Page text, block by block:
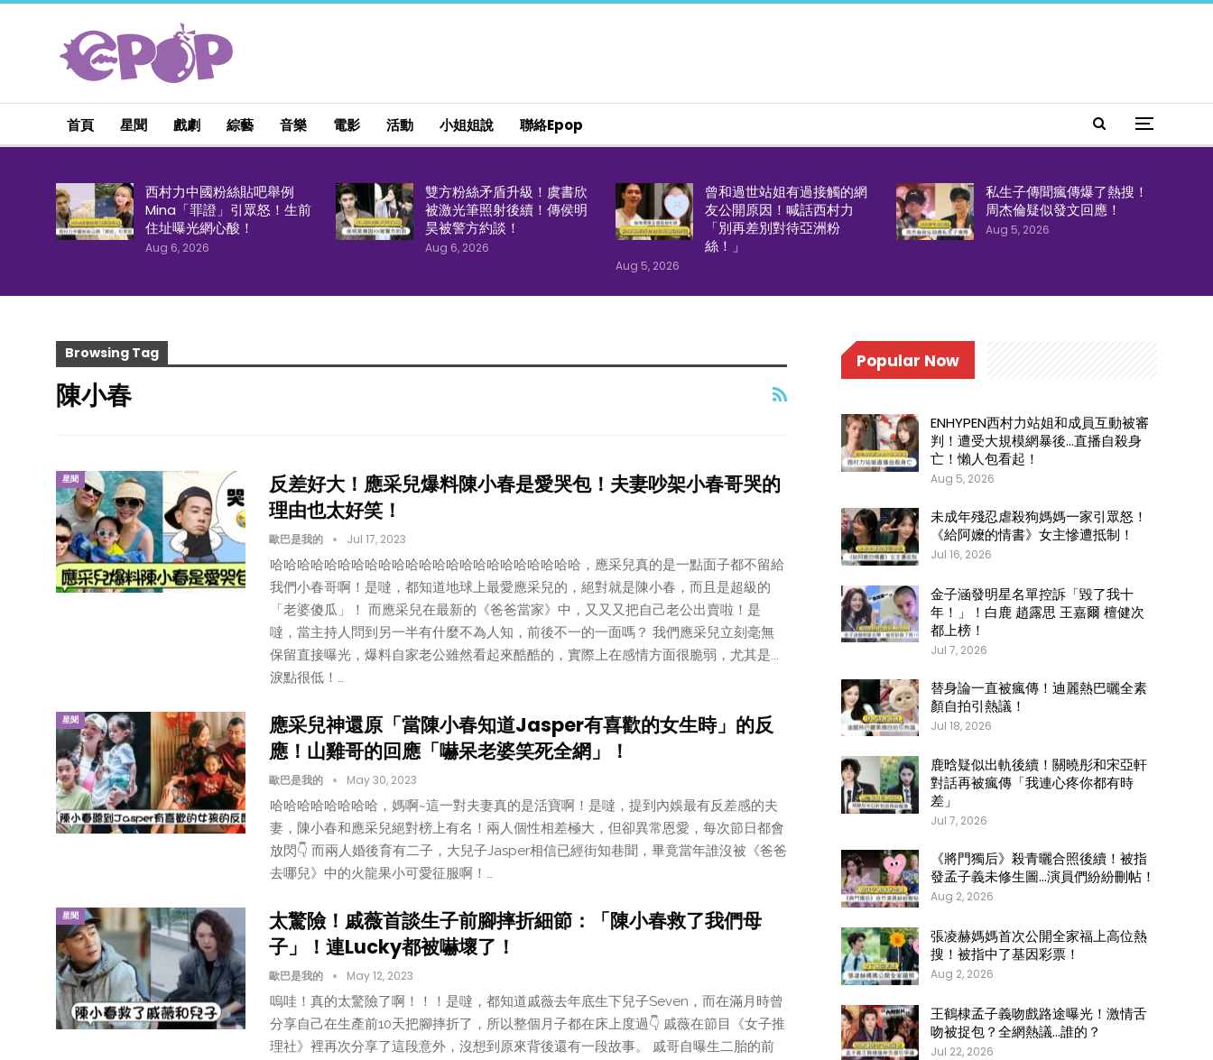
首頁 星聞 戲劇 綜藝 音樂 電影 活動 小姐姐說 聯絡epop
西村力中國粉絲貼吧舉例
Mina「罪證」引眾怒！生前
住址曝光網心酸！
Aug 6, 2026
雙方粉絲矛盾升級！虞書欣
被激光筆照射後續！傳侯明
昊被警方約談！
Aug 6, 2026
曾和過世站姐有過接觸的網
友公開原因！喊話西村力
「別再差別對待亞洲粉
絲！」
Aug 5, 2026
私生子傳聞瘋傳爆了熱搜！
周杰倫疑似發文回應！
Aug 5, 2026
Browsing Tag
陳小春
星聞
反差好大！應采兒爆料陳小春是愛哭包！夫妻吵架小春哥哭的
理由也太好笑！
歐巴是我的 Jul 17, 2023
哈哈哈哈哈哈哈哈哈哈哈哈哈哈哈哈哈哈哈哈哈哈哈，應采兒真的是一點面子都不留給
我們小春哥啊！是噠，都知道地球上最愛應采兒的，絕對就是陳小春，而且是超級的
「老婆傻瓜」！ 而應采兒在最新的《爸爸當家》中，又又又把自己老公出賣啦！是
噠，當主持人問到另一半有什麼不為人知，前後不一的一面嗎？ 我們應采兒立刻毫無
保留直接曝光，爆料自家老公雖然看起來酷酷的，實際上在感情方面很脆弱，尤其是...
淚點很低！…
星聞
應采兒神還原「當陳小春知道Jasper有喜歡的女生時」的反
應！山雞哥的回應「嚇呆老婆笑死全網」！
歐巴是我的 May 30, 2023
哈哈哈哈哈哈哈哈，媽啊~這一對夫妻真的是活寶啊！是噠，提到內娛最有反差感的夫
妻，陳小春和應采兒絕對榜上有名！兩人個性相差極大，但卻異常恩愛，每次節日都會
放閃👇 而兩人婚後育有二子，大兒子Jasper相信已經街知巷聞，畢竟當年誰沒被《爸爸
去哪兒》中的火龍果小可愛征服啊！…
星聞
太驚險！戚薇首談生子前腳摔折細節：「陳小春救了我們母
子」！連Lucky都被嚇壞了！
歐巴是我的 May 12, 2023
嗚哇！真的太驚險了啊！！！是噠，都知道戚薇去年底生下兒子Seven，而在滿月時曾
分享自己在生產前10天把腳摔折了，所以整個月子都在床上度過👇 戚薇在節目《女子推
理社》裡再次分享了這段意外，沒想到原來背後還有一段故事。 戚哥自曝生二胎的前
Popular Now
ENHYPEN西村力站姐和成員互動被審
判！遭受大規模網暴後…直播自殺身
亡！懶人包看起！
Aug 5, 2026
未成年殘忍虐殺狗媽媽一家引眾怒！
《給阿嬤的情書》女主慘遭抵制！
Jul 16, 2026
金子涵發明星名單控訴「毀了我十
年！」！白鹿 趙露思 王嘉爾 檀健次
都上榜！
Jul 7, 2026
替身論一直被瘋傳！迪麗熱巴曬全素
顏自拍引熱議！
Jul 18, 2026
鹿晗疑似出軌後續！關曉彤和宋亞軒
對話再被瘋傳「我連心疼你都有時
差」
Jul 7, 2026
《將門獨后》殺青曬合照後續！被指
發孟子義未修生圖…演員們紛紛刪帖！
Aug 2, 2026
張凌赫媽媽首次公開全家福上高位熱
搜！被指中了基因彩票！
Aug 2, 2026
王鶴棣孟子義吻戲路途曝光！激情舌
吻被捉包？全網熱議…誰的？
Jul 22, 2026